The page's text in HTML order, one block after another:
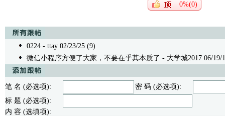
0%(0)
0224 - ttay 02/23/25 (9)
微信小程序方便了大家，不要在乎其本质了 - 大学城2017 06/19/
笔 名 (必选项):
密 码 (必选项):
标 题 (必选项):
内 容 (选填项):